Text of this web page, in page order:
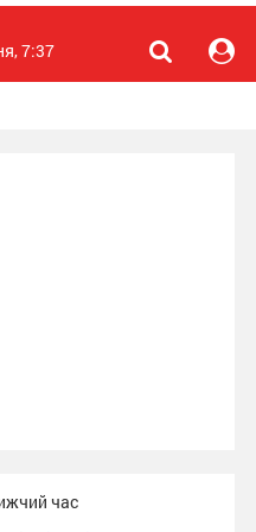
7:37
час